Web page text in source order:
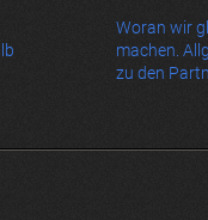
Woran wir
machen.
zu den